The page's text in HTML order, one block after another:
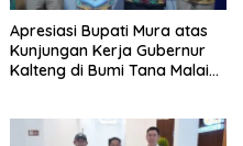
Apresiasi Bupati Mura atas
Kunjungan Kerja Gubernur
Kalteng di Bumi Tana Malai